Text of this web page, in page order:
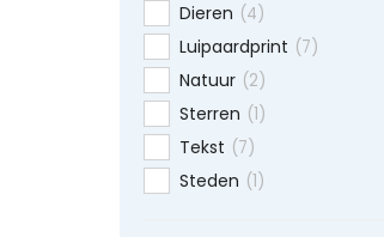
Dieren (4)
Luipaardprint (7)
Natuur (2)
Sterren (1)
Tekst (7)
Steden (1)